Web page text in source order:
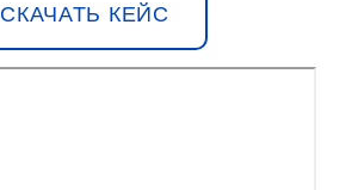
СКАЧАТЬ КЕЙС